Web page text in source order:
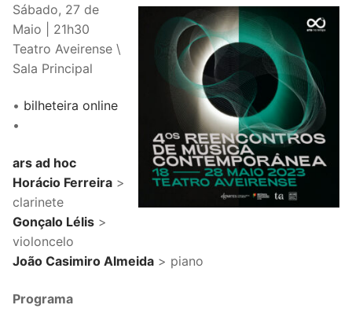
Sábado, 27 de
Maio | 21h30
Teatro Aveirense \
Sala Principal
• bilheteira online
•
ars ad hoc
Horácio Ferreira >
clarinete
Gonçalo Lélis >
violoncelo
João Casimiro Almeida > piano
Programa